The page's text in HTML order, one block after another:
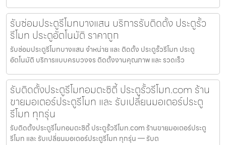
รับซ่อมประตูรีโมทบางแสน บริการรับติดตั้ง ประตูรั้ว
รีโมท ประตูอัตโนมัติ ราคาถูก
รับซ่อมประตูรีโมทบางแสน จำหน่าย และ ติดตั้ง ประตูรั้วรีโมท ประตู
อัตโนมัติ บริการแบบครบวงจร ติดตั้งงานคุณภาพ และ รวดเร็ว
รับติดตั้งประตูรีโมทอมตะซิตี้ ประตูรั้วรีโมท.com ร้าน
ขายมอเตอร์ประตูรีโมท และ รับเปลี่ยนมอเตอร์ประตู
รีโมท ทุกรุ่น
รับติดตั้งประตูรีโมทอมตะซิตี้ ประตูรั้วรีโมท.com ร้านขายมอเตอร์ประตู
รีโมท และ รับเปลี่ยนมอเตอร์ประตูรีโมท ทุกรุ่น — รับต